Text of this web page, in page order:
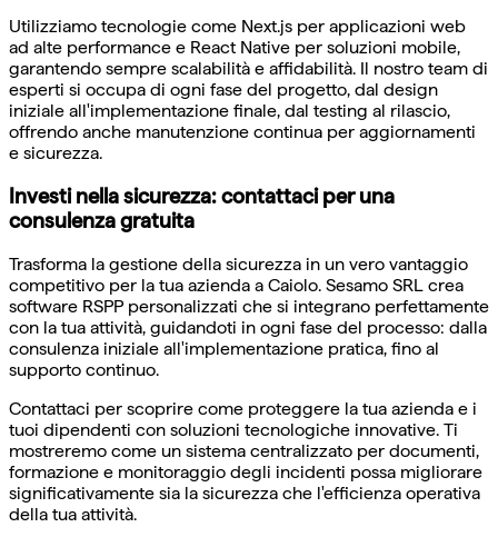
Utilizziamo tecnologie come Next.js per applicazioni web
ad alte performance e React Native per soluzioni mobile,
garantendo sempre scalabilità e affidabilità. Il nostro team di
esperti si occupa di ogni fase del progetto, dal design
iniziale all'implementazione finale, dal testing al rilascio,
offrendo anche manutenzione continua per aggiornamenti
e sicurezza.
Investi nella sicurezza: contattaci per una
consulenza gratuita
Trasforma la gestione della sicurezza in un vero vantaggio
competitivo per la tua azienda a Caiolo. Sesamo SRL crea
software RSPP personalizzati che si integrano perfettamente
con la tua attività, guidandoti in ogni fase del processo: dalla
consulenza iniziale all'implementazione pratica, fino al
supporto continuo.
Contattaci per scoprire come proteggere la tua azienda e i
tuoi dipendenti con soluzioni tecnologiche innovative. Ti
mostreremo come un sistema centralizzato per documenti,
formazione e monitoraggio degli incidenti possa migliorare
significativamente sia la sicurezza che l'efficienza operativa
della tua attività.